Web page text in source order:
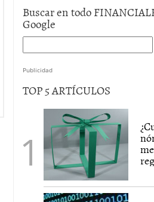
Buscar en todo
Google
Publicidad
TOP 5 ARTÍCULOS